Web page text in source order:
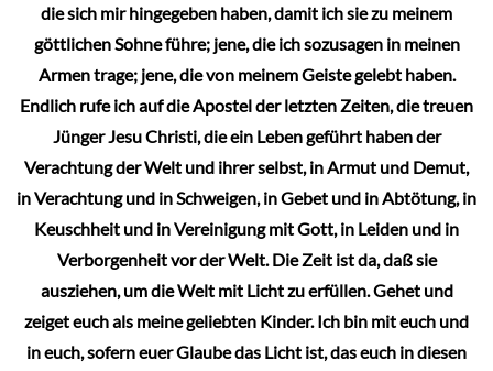
die sich mir hingegeben haben, damit ich sie zu meinem
göttlichen Sohne führe; jene, die ich sozusagen in meinen
Armen trage; jene, die von meinem Geiste gelebt haben.
Endlich rufe ich auf die Apostel der letzten Zeiten, die treuen
Jünger Jesu Christi, die ein Leben geführt haben der
Verachtung der Welt und ihrer selbst, in Armut und Demut,
in Verachtung und in Schweigen, in Gebet und in Abtötung, in
Keuschheit und in Vereinigung mit Gott, in Leiden und in
Verborgenheit vor der Welt. Die Zeit ist da, daß sie
ausziehen, um die Welt mit Licht zu erfüllen. Gehet und
zeiget euch als meine geliebten Kinder. Ich bin mit euch und
in euch, sofern euer Glaube das Licht ist, das euch in diesen